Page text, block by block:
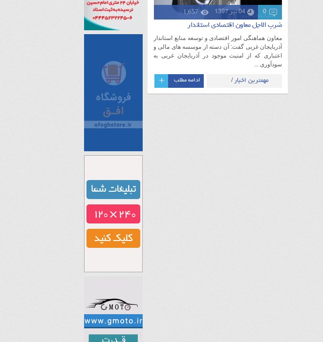
0 04 تیر 1397 1,657
ضرب الاجل معاون اقتصادی استاندار
معاون هماهنگی امور اقتصادی و توسعه منابع استاندار
آذربایجان غربی گفت: آن دسته از موسسه های مالی و
اعتباری که از امنیت موجود در آذربایجان غربی به
سودآوری ...
مهمترین اخبار /
آذربایجان غربی
ادامه مطلب +